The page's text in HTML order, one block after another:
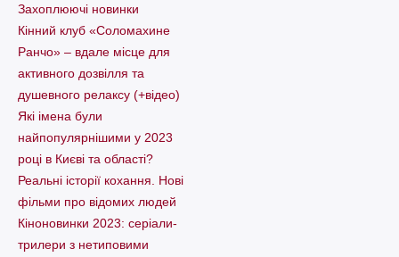
Захоплюючі новинки
Кінний клуб «Соломахине
Ранчо» – вдале місце для
активного дозвілля та
душевного релаксу (+відео)
Які імена були
найпопулярнішими у 2023
році в Києві та області?
Реальні історії кохання. Нові
фільми про відомих людей
Кіноновинки 2023: серіали-
трилери з нетиповими